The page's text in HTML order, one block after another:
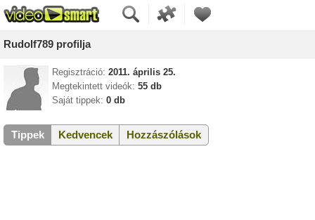
Rudolf789 profilja
Regisztráció: 2011. április 25.
Megtekintett videók: 55 db
Saját tippek: 0 db
Tippek Kedvencek Hozzászólások